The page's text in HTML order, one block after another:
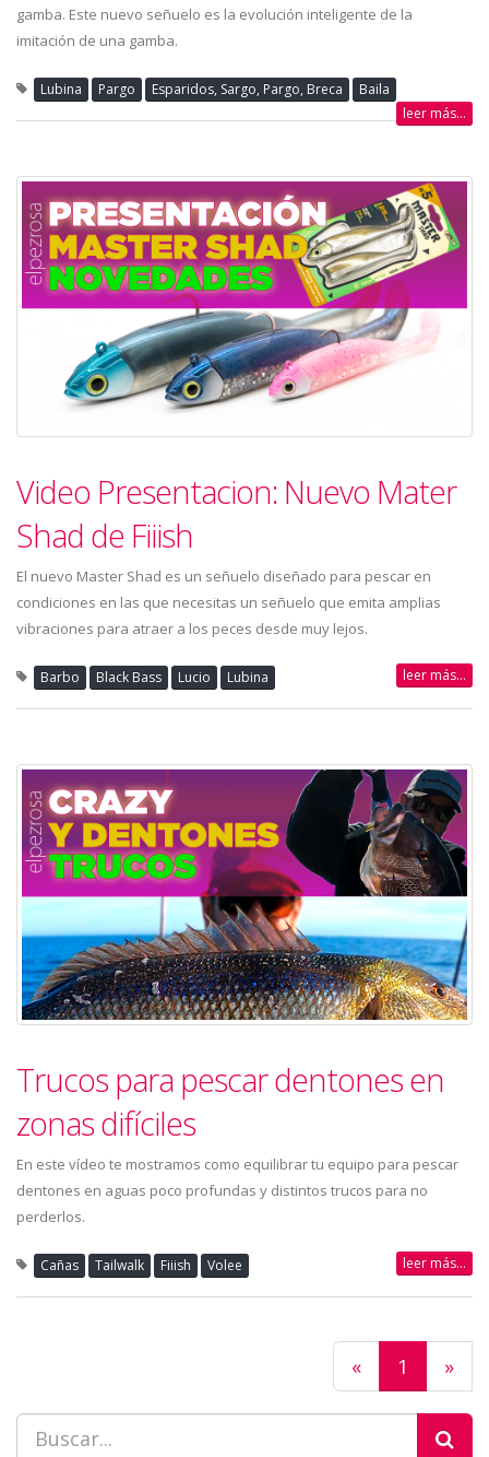
gamba. Este nuevo señuelo es la evolución inteligente de la
imitación de una gamba.
Lubina Pargo Esparidos, Sargo, Pargo, Breca
Baila
leer más...
Video Presentacion: Nuevo Mater
Shad de Fiiish
El nuevo Master Shad es un señuelo diseñado para pescar en
condiciones en las que necesitas un señuelo que emita amplias
vibraciones para atraer a los peces desde muy lejos.
Barbo Black Bass Lucio Lubina leer más...
Trucos para pescar dentones en
zonas difíciles
En este vídeo te mostramos como equilibrar tu equipo para pescar
dentones en aguas poco profundas y distintos trucos para no
perderlos.
Cañas Tailwalk Fiiish Volee leer más...
« 1 »